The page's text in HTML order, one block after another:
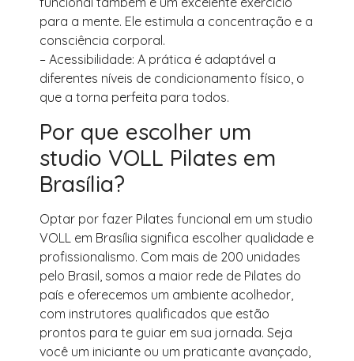
para a mente. Ele estimula a concentração e a
consciência corporal.
– Acessibilidade: A prática é adaptável a
diferentes níveis de condicionamento físico, o
que a torna perfeita para todos.
Por que escolher um
studio VOLL Pilates em
Brasília?
Optar por fazer Pilates funcional em um studio
VOLL em Brasília significa escolher qualidade e
profissionalismo. Com mais de 200 unidades
pelo Brasil, somos a maior rede de Pilates do
país e oferecemos um ambiente acolhedor,
com instrutores qualificados que estão
prontos para te guiar em sua jornada. Seja
você um iniciante ou um praticante avançado,